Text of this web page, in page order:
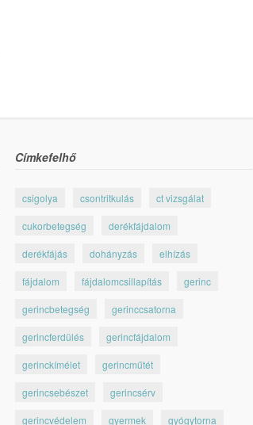
Címkefelhő
csigolya csontritkulás ct vizsgálat
cukorbetegség derékfájdalom
derékfájás dohányzás elhízás
fájdalom fájdalomcsillapítás gerinc
gerincbetegség gerinccsatorna
gerincferdülés gerincfájdalom
gerinckímélet gerincműtét
gerincsebészet gerincsérv
gerincvédelem gyermek gyógytorna